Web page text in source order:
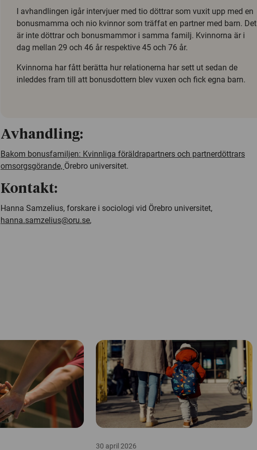
I avhandlingen igår intervjuer med tio döttrar som vuxit upp med en
bonusmamma och nio kvinnor som träffat en partner med barn. Det
är inte döttrar och bonusmammor i samma familj. Kvinnorna är i
dag mellan 29 och 46 år respektive 45 och 76 år.
Kvinnorna har fått berätta hur relationerna har sett ut sedan de
inleddes fram till att bonusdottern blev vuxen och fick egna barn.
Avhandling:
Bakom bonusfamiljen: Kvinnliga föräldrapartners och partnerdöttrars
omsorgsgörande, Örebro universitet.
Kontakt:
Hanna Samzelius, forskare i sociologi vid Örebro universitet,
hanna.samzelius@oru.se,
30 april 2026